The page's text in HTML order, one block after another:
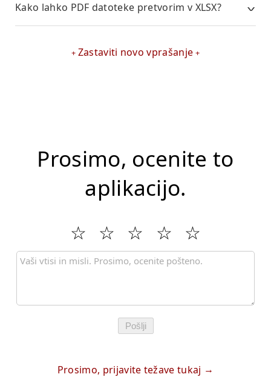
Kako lahko PDF datoteke pretvorim v XLSX?
Zastaviti novo vprašanje
Prosimo, ocenite to
aplikacijo.
Pošlji
Prosimo, prijavite težave tukaj